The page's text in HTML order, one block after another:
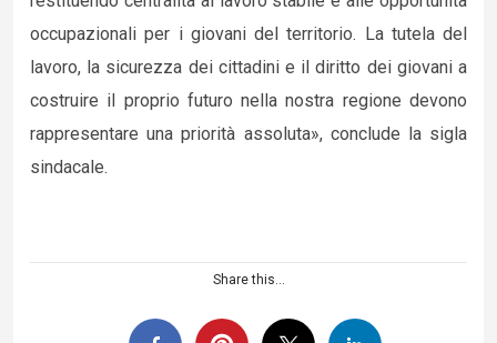
occupazionali per i giovani del territorio. La tutela del
lavoro, la sicurezza dei cittadini e il diritto dei giovani a
costruire il proprio futuro nella nostra regione devono
rappresentare una priorità assoluta», conclude la sigla
sindacale.
Share this...